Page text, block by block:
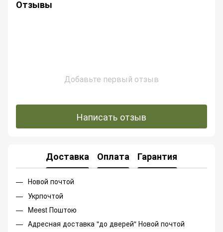
Отзывы
Добавьте первый отзыв
Написать отзыв
Доставка Оплата Гарантия
Новой почтой
Укрпочтой
Meest Поштою
Адресная доставка "до дверей" Новой почтой